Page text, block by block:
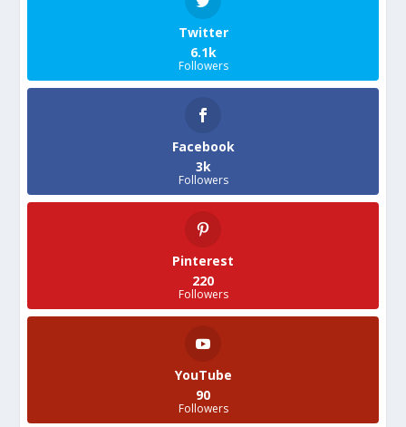
Twitter
6.1k
Followers
Facebook
3k
Followers
Pinterest
220
Followers
YouTube
90
Followers